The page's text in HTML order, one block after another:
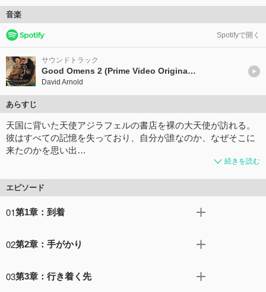
音楽
Spotifyで開く
サウンドトラック
Good Omens 2 (Prime Video Original Series Soundtrack)
David Arnold
あらすじ
天国に背いた天使アジラフェルの書店を裸の大天使が訪れる。
彼はすべての記憶を失っており、自分が誰なのか、なぜそこに
来たのかを思い出…
続きを読む
エピソード
01第1章：到着
れによりもたらされた混乱で、現役を退いた天使のアジラ
クロウリーが怒りを爆発させた時、地元商店会のマギーと
02第2章：手がかり
フェルはある歌を耳にした時、謎を解く手がかりに気付
03第3章：行き着く先